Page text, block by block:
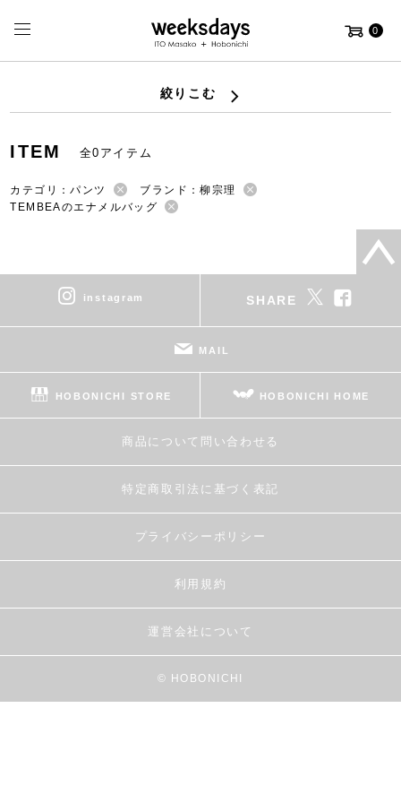
0
絞りこむ
ITEM 全0アイテム
カテゴリ：パンツ
ブランド：柳宗理
TEMBEAのエナメルバッグ
instagram SHARE
MAIL
HOBONICHI STORE HOBONICHI HOME
商品について問い合わせる
特定商取引法に基づく表記
プライバシーポリシー
利用規約
運営会社について
© HOBONICHI